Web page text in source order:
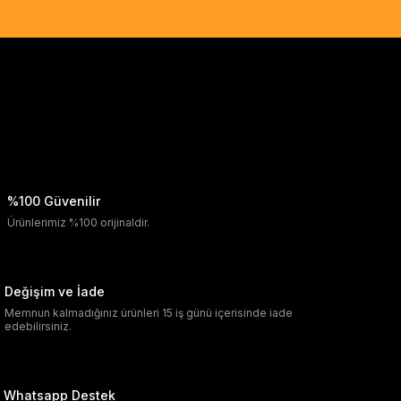
%100 Güvenilir
Ürünlerimiz %100 orijinaldir.
Değişim ve İade
Memnun kalmadığınız ürünleri 15 iş günü içerisinde iade
edebilirsiniz.
Whatsapp Destek